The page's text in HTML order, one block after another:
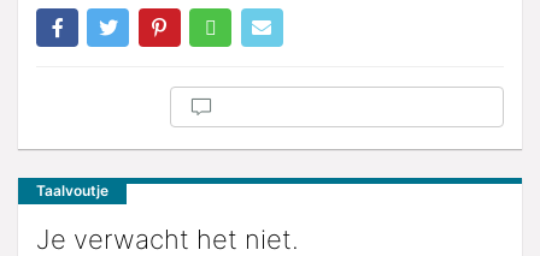
Taalvoutje
Je verwacht het niet.